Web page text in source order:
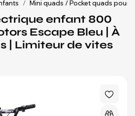
/ Mini quads / Pocket quads pour
enfant 800
Escape Bleu | À
| Limiteur de vites